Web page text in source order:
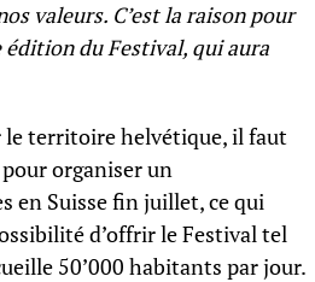
valeurs. C’est la raison pour
du Festival, qui aura
le territoire helvétique, il faut
organiser un
en Suisse fin juillet, ce qui
d’offrir le Festival tel
50’000 habitants par jour.